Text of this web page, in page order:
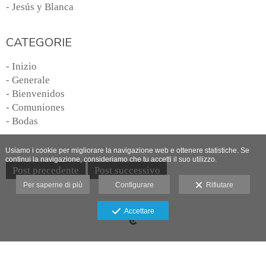
- Jesús y Blanca
CATEGORIE
- Inizio
- Generale
- Bienvenidos
- Comuniones
- Bodas
Post precedente Post successivo
Usiamo i cookie per migliorare la navigazione web e ottenere statistiche. Se
continui la navigazione, consideriamo che tu accetti il suo utilizzo.
Per saperne di più Configurare Rifiutare
Accettare